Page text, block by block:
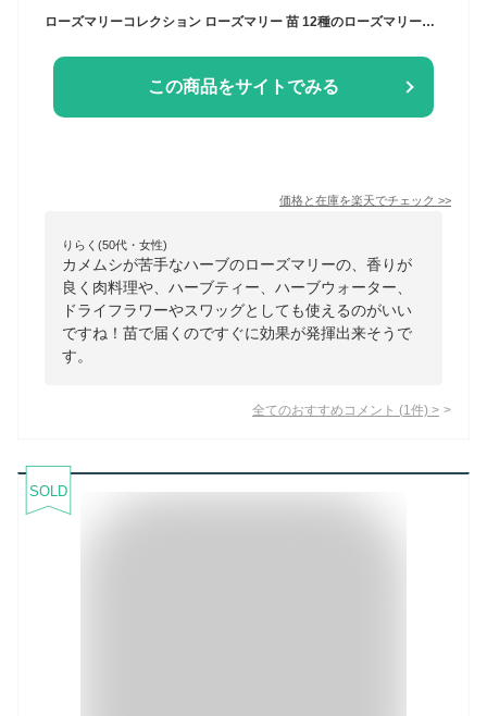
ローズマリーコレクション ローズマリー 苗 12種のローズマリーセット マンネンロウ シーデュー テーマ別ハーブ苗おまかせセット 12種 9vp×12ポット Rosemary Collections ハーブセット 農場直送 ハーブ苗専門店
この商品をサイトでみる
価格と在庫を楽天でチェック >>
りらく(50代・女性)
カメムシが苦手なハーブのローズマリーの、香りが
良く肉料理や、ハーブティー、ハーブウォーター、
ドライフラワーやスワッグとしても使えるのがいい
ですね！苗で届くのですぐに効果が発揮出来そうで
す。
全てのおすすめコメント (1 件) >
SOLD